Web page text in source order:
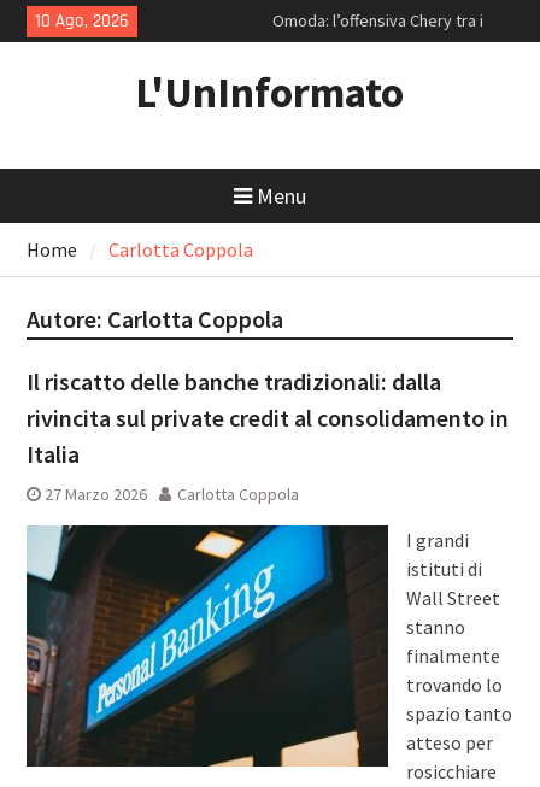
Skip
to
10 Ago, 2026
Omoda: l’offensiva Chery tra i
mecha per la Generazione Z e le
Strategie di rendimento: Enel e la
tra salotto minimalista e sconti
da discount
L'UnInformato
Menu
Home Carlotta Coppola
Autore: Carlotta Coppola
Il riscatto delle banche tradizionali: dalla
rivincita sul private credit al consolidamento in
Italia
27 Marzo 2026 Carlotta Coppola
I grandi
istituti di
Wall Street
stanno
finalmente
trovando lo
spazio tanto
atteso per
rosicchiare